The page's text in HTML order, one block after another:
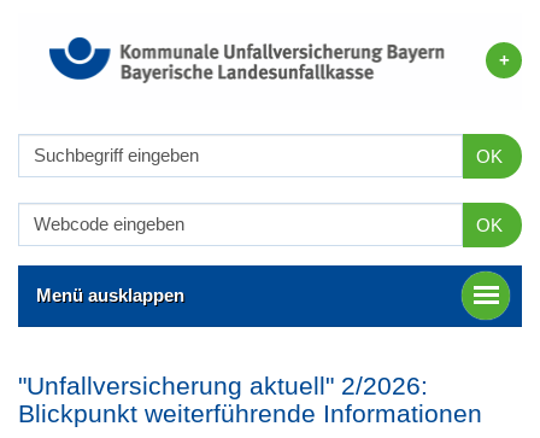
OK
OK
Menü ausklappen
"Unfallversicherung aktuell" 2/2026:
Blickpunkt weiterführende Informationen